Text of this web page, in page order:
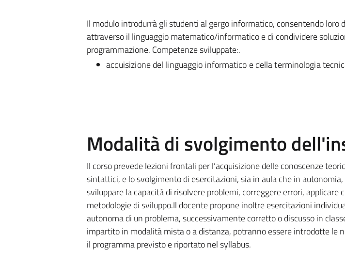
Il modulo introdurrà gli studenti al gergo informatico, consentendo loro
attraverso il linguaggio matematico/informatico e di condividere
programmazione. Competenze sviluppate:.
acquisizione del linguaggio informatico e della terminologia
Modalità di svolgimento
Il corso prevede lezioni frontali per l’acquisizione delle conoscenze
sintattici, e lo svolgimento di esercitazioni, sia in aula che in
sviluppare la capacità di risolvere problemi, correggere errori, applicare
metodologie di sviluppo.Il docente propone inoltre esercitazioni
autonoma di un problema, successivamente corretto o discusso in
impartito in modalità mista o a distanza, potranno essere introdotte le
il programma previsto e riportato nel syllabus.